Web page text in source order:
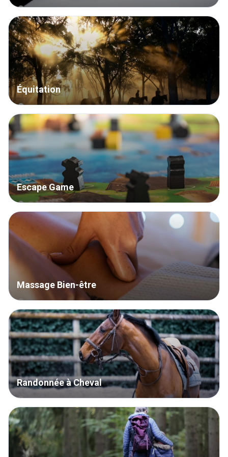
Équitation
Escape Game
Massage Bien-être
Randonnée à Cheval